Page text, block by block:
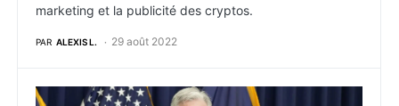
marketing et la publicité des cryptos.
PAR ALEXIS L. 29 août 2022
Crypto : Le président de la Fed s’exprime au sujet de